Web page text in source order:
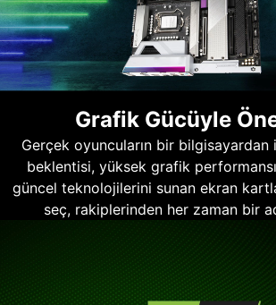
Grafik Gücüyle
Gerçek oyuncuların bir bilgisayardan
beklentisi, yüksek grafik performansı.
güncel teknolojilerini sunan ekran
seç, rakiplerinden her zaman bir